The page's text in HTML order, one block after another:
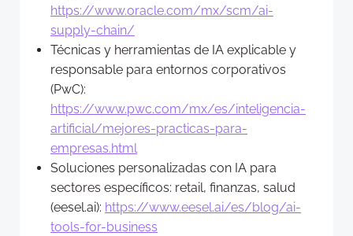
https://www.oracle.com/mx/scm/ai-
supply-chain/
Técnicas y herramientas de IA explicable y
responsable para entornos corporativos
(PwC):
https://www.pwc.com/mx/es/inteligencia-
artificial/mejores-practicas-para-
empresas.html
Soluciones personalizadas con IA para
sectores específicos: retail, finanzas, salud
(eesel.ai): https://www.eesel.ai/es/blog/ai-
tools-for-business